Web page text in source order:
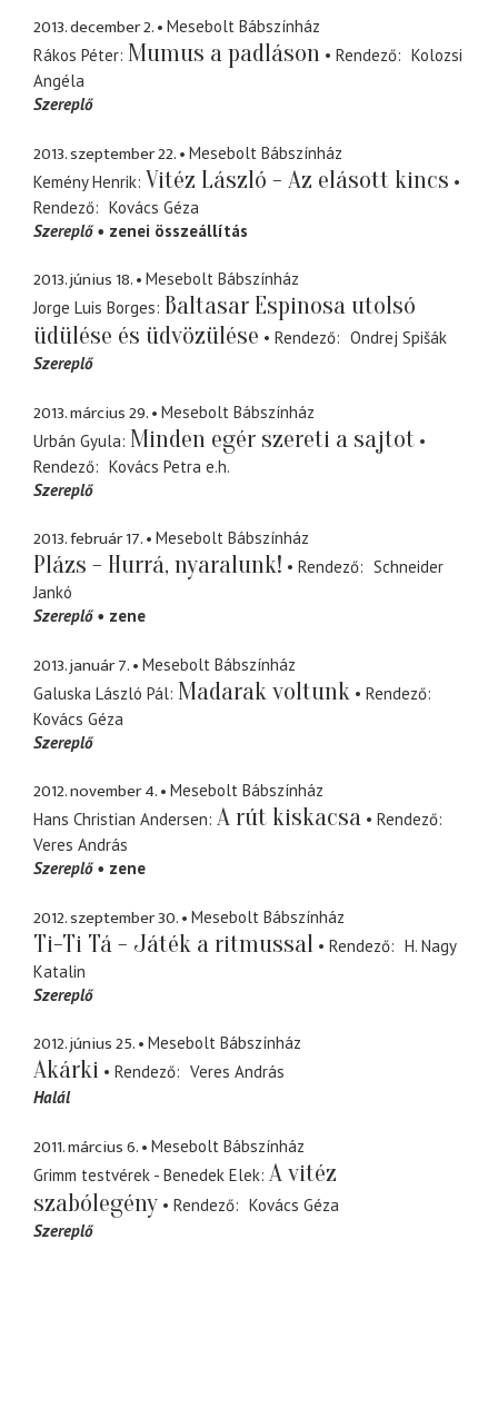
2013. december 2.
Mesebolt Bábszínház
Rákos Péter Mumus a padláson Rendező
Kolozsi
Angéla
Szereplő
2013. szeptember 22.
Mesebolt Bábszínház
Kemény Henrik Vitéz László - Az elásott kincs
Rendező
Kovács Géza
Szereplő
zenei összeállítás
2013. június 18.
Mesebolt Bábszínház
Jorge Luis Borges Baltasar Espinosa utolsó
üdülése és üdvözülése
Rendező
Ondrej Spišák
Szereplő
2013. március 29.
Mesebolt Bábszínház
Urbán Gyula Minden egér szereti a sajtot
Rendező Kovács Petra e.h.
Szereplő
2013. február 17. Mesebolt Bábszínház
Plázs - Hurrá, nyaralunk! Rendező
Schneider
Jankó
Szereplő
zene
2013. január 7.
Mesebolt Bábszínház
Galuska László Pál Madarak voltunk
Rendező
Kovács Géza
Szereplő
2012. november 4.
Mesebolt Bábszínház
Hans Christian Andersen A rút kiskacsa
Rendező
Veres András
Szereplő
zene
2012. szeptember 30. Mesebolt Bábszínház
Ti-Ti Tá - Játék a ritmussal Rendező
H. Nagy
Katalin
Szereplő
2012. június 25. Mesebolt Bábszínház
Akárki Rendező
Veres András
Halál
2011. március 6.
Mesebolt Bábszínház
Grimm testvérek - Benedek Elek A vitéz
szabólegény
Rendező
Kovács Géza
Szereplő